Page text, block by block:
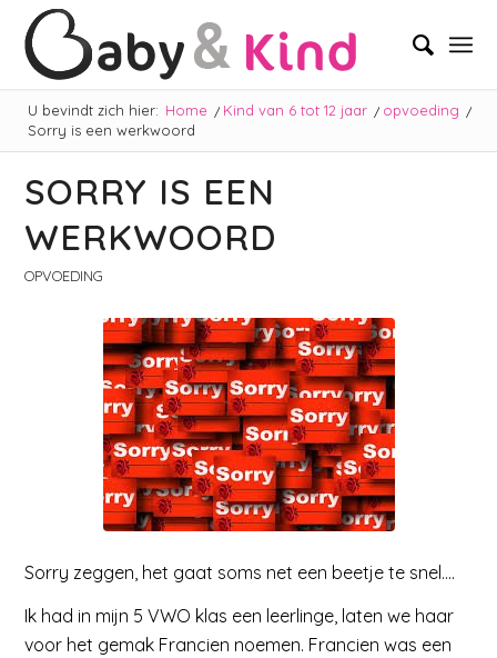
U bevindt zich hier: Home / Kind van 6 tot 12 jaar / opvoeding /
Sorry is een werkwoord
SORRY IS EEN
WERKWOORD
OPVOEDING
Sorry zeggen, het gaat soms net een beetje te snel….
Ik had in mijn 5 VWO klas een leerlinge, laten we haar
voor het gemak Francien noemen. Francien was een